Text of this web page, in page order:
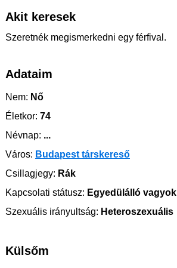
Akit keresek
Szeretnék megismerkedni egy férfival.
Adataim
Nem: Nő
Életkor: 74
Névnap: ...
Város: Budapest társkereső
Csillagjegy: Rák
Kapcsolati státusz: Egyedülálló vagyok
Szexuális irányultság: Heteroszexuális
Külsőm